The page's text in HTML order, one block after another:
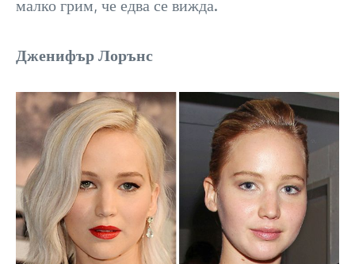
малко грим, че едва се вижда.
Дженифър Лорънс